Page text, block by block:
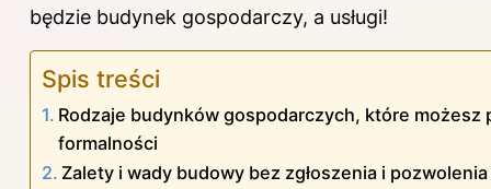
będzie budynek gospodarczy, a usługi!
Spis treści
Rodzaje budynków gospodarczych, które możesz
formalności
Zalety i wady budowy bez zgłoszenia i pozwolenia